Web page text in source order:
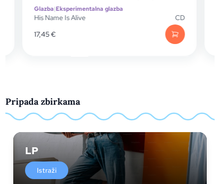
Glazba|Eksperimentalna glazba
His Name Is Alive
CD
17,45€
Pripada zbirkama
LP
Istraži